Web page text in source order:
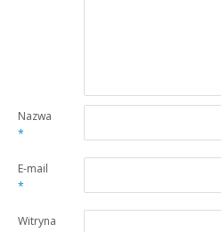
Nazwa
*
E-mail
*
Witryna